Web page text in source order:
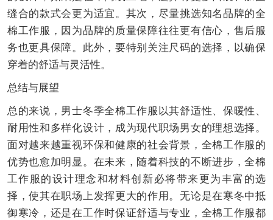
缝合的款式会更为适宜。其次，尽量挑选知名品牌的全
棉工作服，因为品牌的质量保障往往更有信心，售后服
务也更具保障。此外，要特别关注尺码的选择，以确保
穿着的舒适与灵活性。
总结与展望
总的来说，男士冬季全棉工作服以其舒适性、保暖性、
耐用性和多样化设计，成为现代职场男女的理想选择。
面对越来越重视环保和健康的社会背景，全棉工作服的
优势也愈加明显。在未来，随着科技的不断进步，全棉
工作服的设计理念和材料创新必将带来更为丰富的选
择，使其在职场上发挥更大的作用。无论是在寒冬中抵
御寒冷，还是在工作时保证舒适与专业，全棉工作服都